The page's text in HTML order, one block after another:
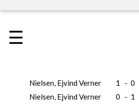
☰
Nielsen, Ejvind Verner 1 - 0
Nielsen, Ejvind Verner
0 - 1